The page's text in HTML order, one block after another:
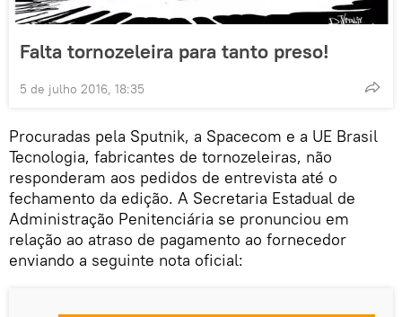
Falta tornozeleira para tanto preso!
5 de julho 2016, 18:35
Procuradas pela Sputnik, a Spacecom e a UE Brasil
Tecnologia, fabricantes de tornozeleiras, não
responderam aos pedidos de entrevista até o
fechamento da edição. A Secretaria Estadual de
Administração Penitenciária se pronunciou em
relação ao atraso de pagamento ao fornecedor
enviando a seguinte nota oficial: